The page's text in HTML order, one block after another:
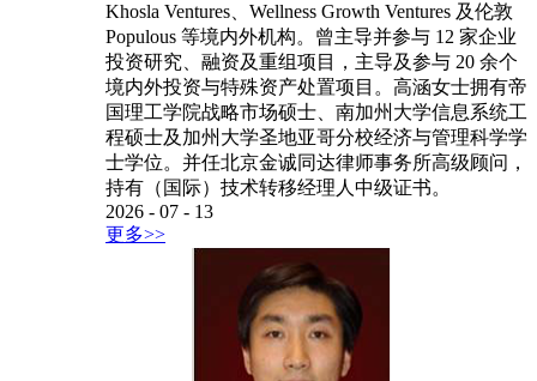
Khosla Ventures、Wellness Growth Ventures 及伦敦
Populous 等境内外机构。曾主导并参与 12 家企业
投资研究、融资及重组项目，主导及参与 20 余个
境内外投资与特殊资产处置项目。高涵女士拥有帝
国理工学院战略市场硕士、南加州大学信息系统工
程硕士及加州大学圣地亚哥分校经济与管理科学学
士学位。并任北京金诚同达律师事务所高级顾问，
持有（国际）技术转移经理人中级证书。
2026 - 07 - 13
更多>>